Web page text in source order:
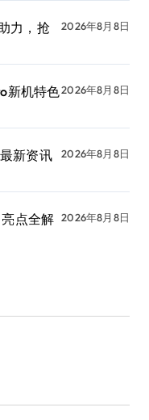
力，抢
2026年8月8日
新机特色2026年8月8日
新资讯
2026年8月8日
点全解 2026年8月8日